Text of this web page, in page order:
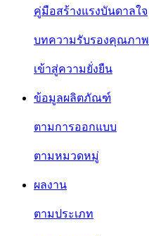
คู่มือสร้างแรงบันดาลใจ
บทความรับรองคุณภาพ
เข้าสู่ความยั่งยืน
ข้อมูลผลิตภัณฑ์
ตามการออกแบบ
ตามหมวดหมู่
ผลงาน
ตามประเภท